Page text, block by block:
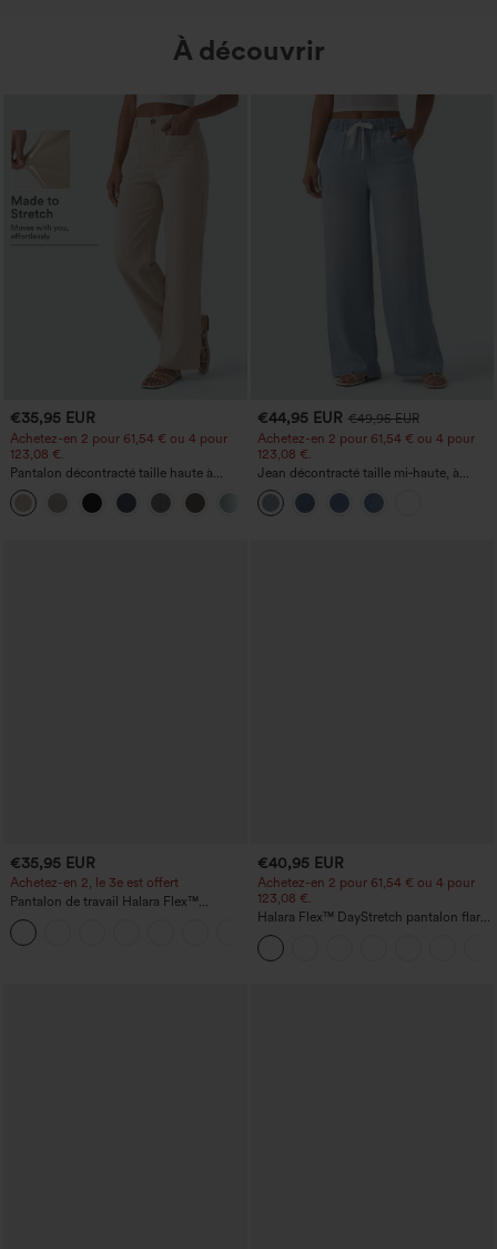
À découvrir
€35,95 EUR
Achetez-en 2 pour 61,54 € ou 4 pour
123,08 €.
Pantalon décontracté taille haute à
jambe droite, effet lin, avec poches
+5
€44,95 EUR €49,95 EUR
Achetez-en 2 pour 61,54 € ou 4 pour
123,08 €.
Jean décontracté taille mi‑haute, à
cordon de serrage, avec poches
€35,95 EUR
Achetez-en 2, le 3e est offert
Pantalon de travail Halara Flex™
DayStretch à taille haute, avec poches et
coupe droite
€40,95 EUR
Achetez-en 2 pour 61,54 € ou 4 pour
123,08 €.
Halara Flex™ DayStretch pantalon flare
de travail, taille mi-haute, poche latérale
zippée